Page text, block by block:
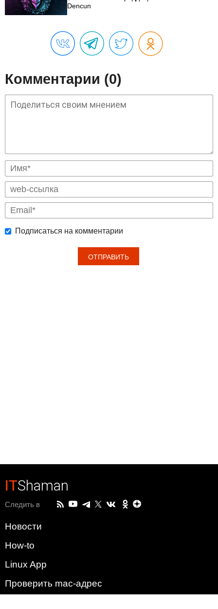
Dencun
Комментарии (0)
Подписаться на комментарии
ITShaman
Следить в
Новости
How-to
Linux App
Проверить mac-адрес